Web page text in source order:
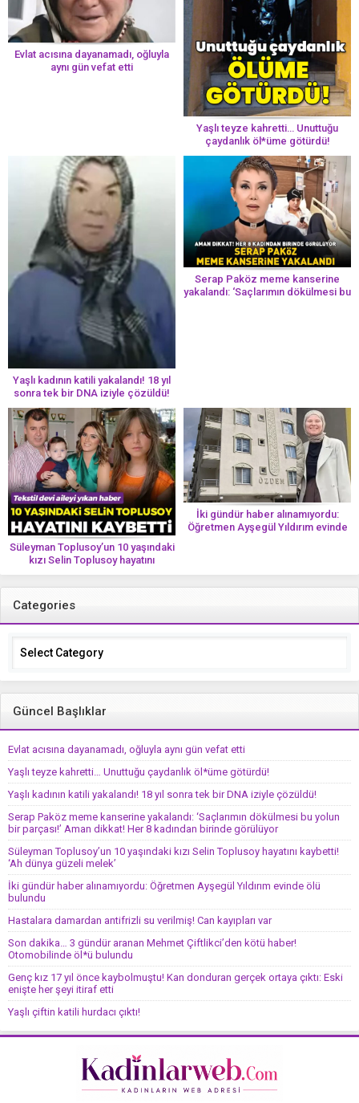
Evlat acısına dayanamadı, oğluyla
aynı gün vefat etti
Yaşlı teyze kahretti… Unuttuğu
çaydanlık öl*üme götürdü!
Yaşlı kadının katili yakalandı! 18 yıl
sonra tek bir DNA iziyle çözüldü!
Serap Paköz meme kanserine
yakalandı: ‘Saçlarımın dökülmesi bu
Süleyman Toplusoy’un 10 yaşındaki
kızı Selin Toplusoy hayatını
kaybetti! ‘Ah dünya güzeli melek’
İki gündür haber alınamıyordu:
Öğretmen Ayşegül Yıldırım evinde
Categories
Categories
Güncel Başlıklar
Evlat acısına dayanamadı, oğluyla aynı gün vefat etti
Yaşlı teyze kahretti… Unuttuğu çaydanlık öl*üme götürdü!
Yaşlı kadının katili yakalandı! 18 yıl sonra tek bir DNA iziyle çözüldü!
Serap Paköz meme kanserine yakalandı: ‘Saçlarımın dökülmesi bu yolun
bir parçası!’ Aman dikkat! Her 8 kadından birinde görülüyor
Süleyman Toplusoy’un 10 yaşındaki kızı Selin Toplusoy hayatını kaybetti!
‘Ah dünya güzeli melek’
İki gündür haber alınamıyordu: Öğretmen Ayşegül Yıldırım evinde ölü
bulundu
Hastalara damardan antifrizli su verilmiş! Can kayıpları var
Son dakika… 3 gündür aranan Mehmet Çiftlikci’den kötü haber!
Otomobilinde öl*ü bulundu
Genç kız 17 yıl önce kaybolmuştu! Kan donduran gerçek ortaya çıktı: Eski
enişte her şeyi itiraf etti
Yaşlı çiftin katili hurdacı çıktı!